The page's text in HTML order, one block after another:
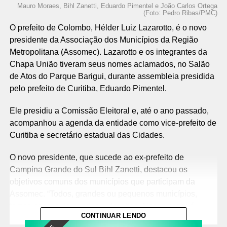
Mauro Moraes, Bihl Zanetti, Eduardo Pimentel e João Carlos Ortega
(Foto: Pedro Ribas/PMC)
O prefeito de Colombo, Hélder Luiz Lazarotto, é o novo
presidente da Associação dos Municípios da Região
Metropolitana (Assomec). Lazarotto e os integrantes da
Chapa União tiveram seus nomes aclamados, no Salão
de Atos do Parque Barigui, durante assembleia presidida
pelo prefeito de Curitiba, Eduardo Pimentel.
Ele presidiu a Comissão Eleitoral e, até o ano passado,
acompanhou a agenda da entidade como vice-prefeito de
Curitiba e secretário estadual das Cidades.
O novo presidente, que sucede ao ex-prefeito de
Campina Grande do Sul Bihl Zanetti, destacou os
objetivos comuns dos municípios que participam da
temos nossas demandas e desafios. Nosso papel é
avançar na construção de políticas públicas comuns e
CONTINUAR LENDO